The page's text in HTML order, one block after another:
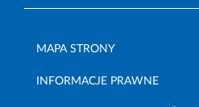
MAPA STRONY
INFORMACJE PRAWNE